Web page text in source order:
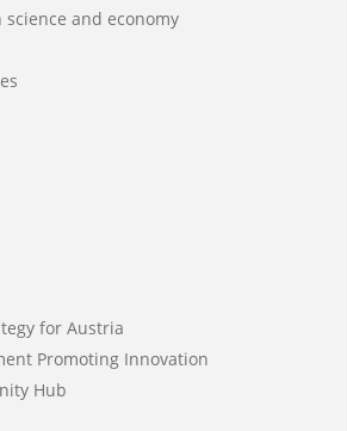
and economy
for Austria
Promoting Innovation
Hub